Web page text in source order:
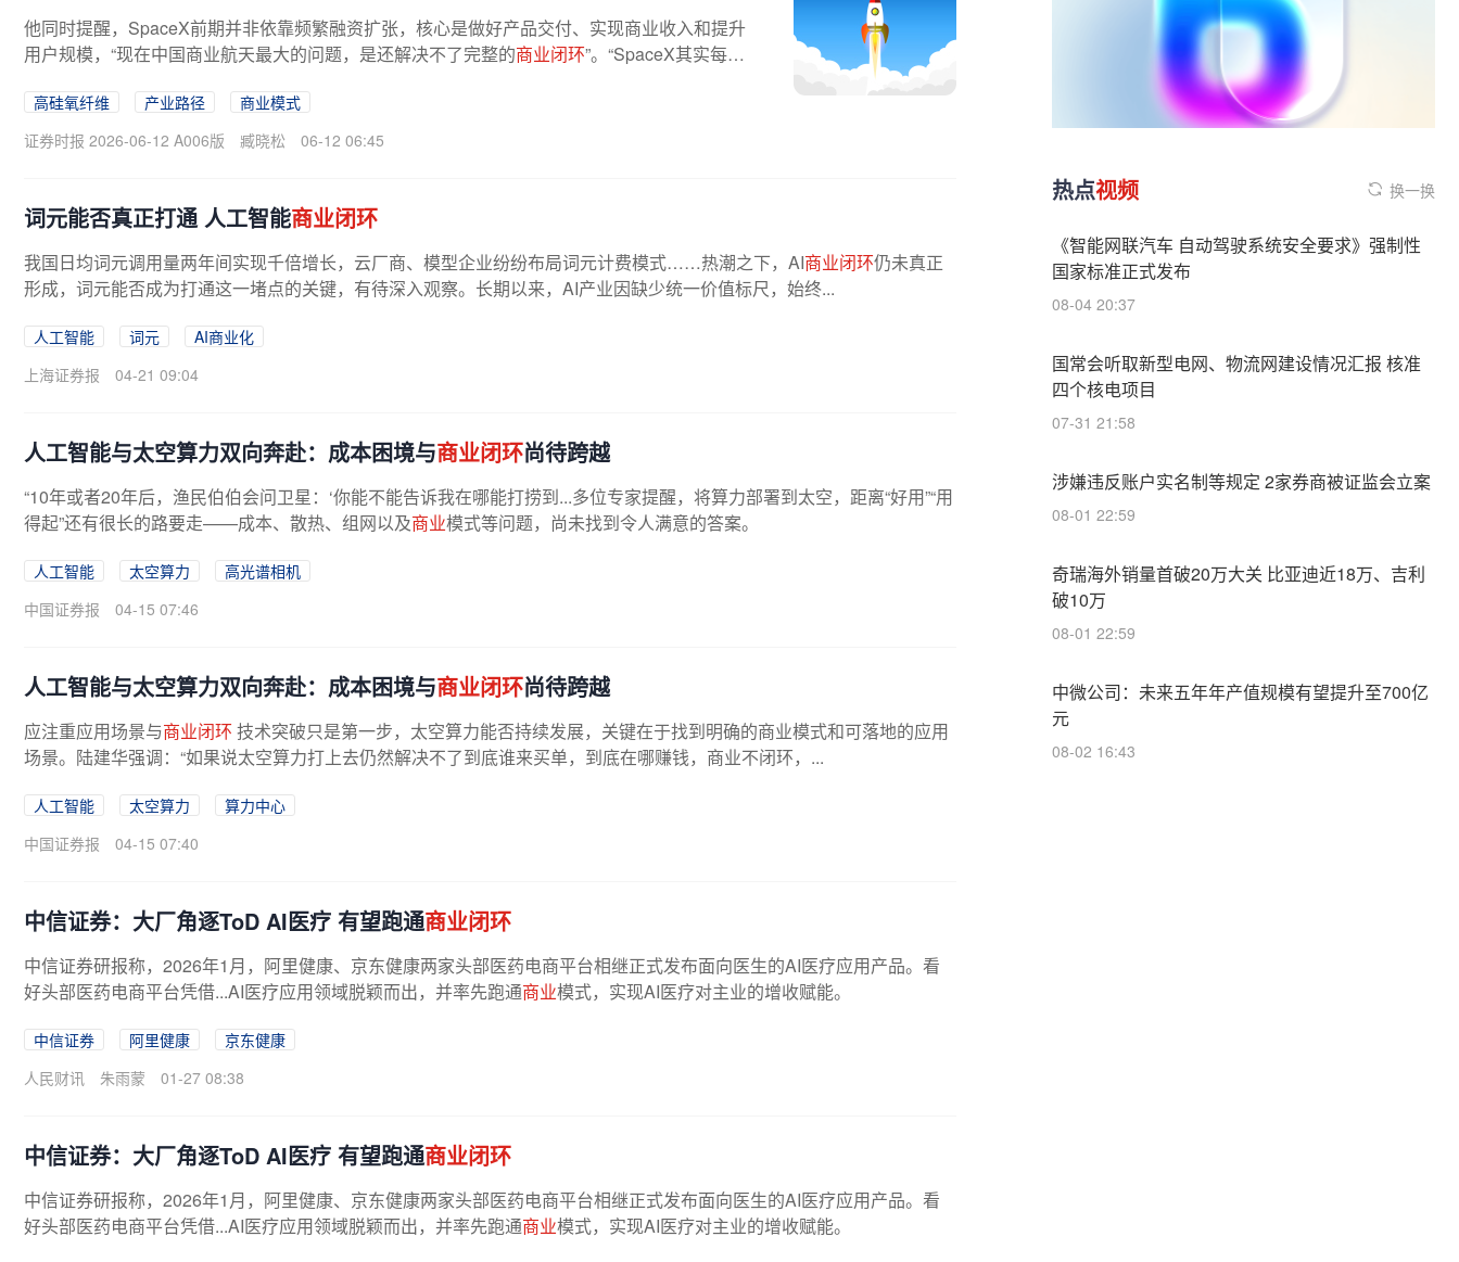
他同时提醒，SpaceX前期并非依靠频繁融资扩张，核心是做好产品交付、实现商业收入和提升
用户规模，“现在中国商业航天最大的问题，是还解决不了完整的商业闭环”。“SpaceX其实每一
高硅氧纤维 产业路径
商业模式
证券时报 2026-06-12 A006版
臧晓松 06-12 06:45
词元能否真正打通 人工智能商业闭环
我国日均词元调用量两年间实现千倍增长，云厂商、模型企业纷纷布局词元计费模式……热潮之下，AI商业闭环仍未真正
形成，词元能否成为打通这一堵点的关键，有待深入观察。长期以来，AI产业因缺少统一价值标尺，始终...
人工智能 词元
AI商业化
上海证券报
04-21 09:04
人工智能与太空算力双向奔赴：成本困境与商业闭环尚待跨越
“10年或者20年后，渔民伯伯会问卫星：‘你能不能告诉我在哪能打捞到...多位专家提醒，将算力部署到太空，距离“好用”“用
得起”还有很长的路要走——成本、散热、组网以及商业模式等问题，尚未找到令人满意的答案。
人工智能 太空算力
高光谱相机
中国证券报
04-15 07:46
人工智能与太空算力双向奔赴：成本困境与商业闭环尚待跨越
应注重应用场景与商业闭环技术突破只是第一步，太空算力能否持续发展，关键在于找到明确的商业模式和可落地的应用
场景。陆建华强调：“如果说太空算力打上去仍然解决不了到底谁来买单，到底在哪赚钱，商业不闭环，...
人工智能 太空算力
算力中心
中国证券报
04-15 07:40
中信证券：大厂角逐ToD AI医疗 有望跑通商业闭环
中信证券研报称，2026年1月，阿里健康、京东健康两家头部医药电商平台相继正式发布面向医生的AI医疗应用产品。看
好头部医药电商平台凭借...AI医疗应用领域脱颖而出，并率先跑通商业模式，实现AI医疗对主业的增收赋能。
中信证券 阿里健康
京东健康
人民财讯
朱雨蒙 01-27 08:38
中信证券：大厂角逐ToD AI医疗 有望跑通商业闭环
中信证券研报称，2026年1月，阿里健康、京东健康两家头部医药电商平台相继正式发布面向医生的AI医疗应用产品。看
好头部医药电商平台凭借...AI医疗应用领域脱颖而出，并率先跑通商业模式，实现AI医疗对主业的增收赋能。
热点视频 换一换
《智能网联汽车 自动驾驶系统安全要求》强制性
国家标准正式发布
08-04 20:37
国常会听取新型电网、物流网建设情况汇报 核准
四个核电项目
07-31 21:58
涉嫌违反账户实名制等规定 2家券商被证监会立案
08-01 22:59
奇瑞海外销量首破20万大关 比亚迪近18万、吉利
破10万
08-01 22:59
中微公司：未来五年年产值规模有望提升至700亿
元
08-02 16:43